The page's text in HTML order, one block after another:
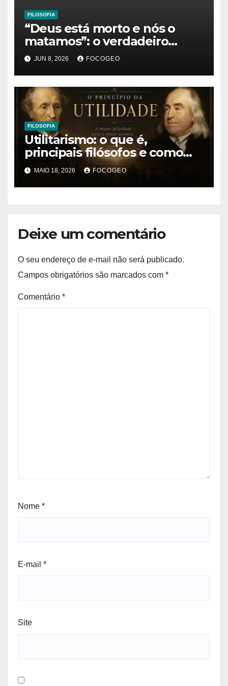
FILOSOFIA
“Deus está morto e nós o
matamos”: o verdadeiro
significado da frase de
Friedrich Nietzsche
JUN 8, 2026 FOCOGEO
FILOSOFIA
Utilitarismo: o que é,
principais filósofos e como
essa teoria ética influencia a
sociedade moderna
MAIO 18, 2026 FOCOGEO
Deixe um comentário
O seu endereço de e-mail não será publicado.
Campos obrigatórios são marcados com *
Comentário *
Nome *
E-mail *
Site